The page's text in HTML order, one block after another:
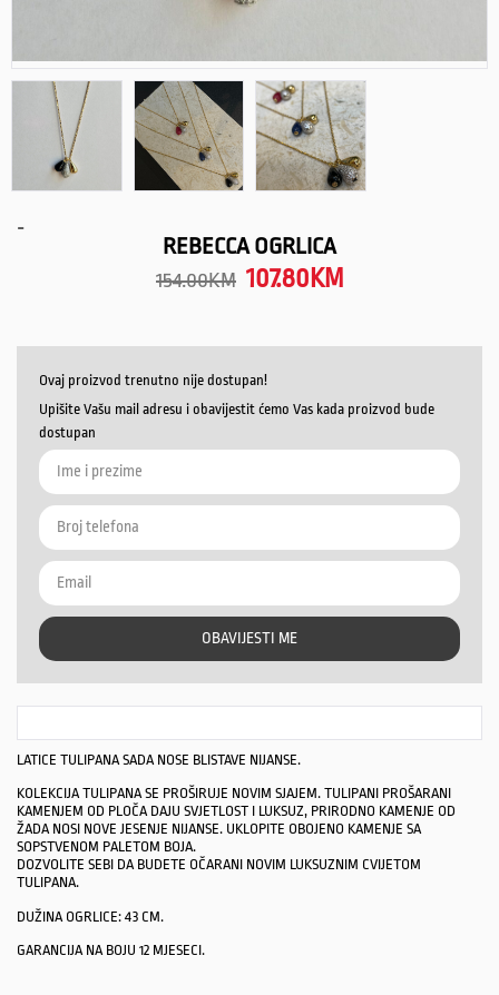
-
REBECCA OGRLICA
154.00KM 107.80 KM
Ovaj proizvod trenutno nije dostupan!
Upišite Vašu mail adresu i obavijestit ćemo Vas kada proizvod bude
dostupan
OBAVIJESTI ME
LATICE TULIPANA SADA NOSE BLISTAVE NIJANSE.
KOLEKCIJA TULIPANA SE PROŠIRUJE NOVIM SJAJEM. TULIPANI PROŠARANI
KAMENJEM OD PLOČA DAJU SVJETLOST I LUKSUZ, PRIRODNO KAMENJE OD
ŽADA NOSI NOVE JESENJE NIJANSE. UKLOPITE OBOJENO KAMENJE SA
SOPSTVENOM PALETOM BOJA.
DOZVOLITE SEBI DA BUDETE OČARANI NOVIM LUKSUZNIM CVIJETOM
TULIPANA.
DUŽINA OGRLICE: 43 CM.
GARANCIJA NA BOJU 12 MJESECI.